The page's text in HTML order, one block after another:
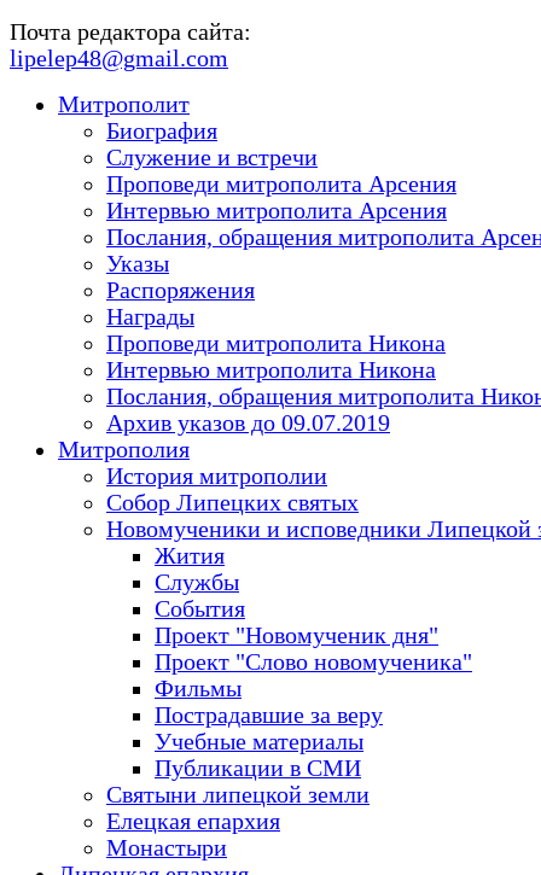
Почта редактора сайта:
lipelep48@gmail.com
Митрополит
Биография
Служение и встречи
Проповеди митрополита Арсения
Интервью митрополита Арсения
Послания, обращения митрополита
Указы
Распоряжения
Награды
Проповеди митрополита Никона
Интервью митрополита Никона
Послания, обращения митрополита
Архив указов до 09.07.2019
Митрополия
История митрополии
Собор Липецких святых
Новомученики и исповедники Липецкой
Жития
Службы
События
Проект "Новомученик дня"
Проект "Слово новомученика"
Фильмы
Пострадавшие за веру
Учебные материалы
Публикации в СМИ
Святыни липецкой земли
Елецкая епархия
Монастыри